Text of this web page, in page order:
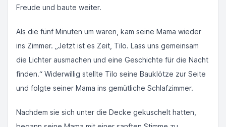
Freude und baute weiter.
Als die fünf Minuten um waren, kam seine Mama wieder
ins Zimmer. „Jetzt ist es Zeit, Tilo. Lass uns gemeinsam
die Lichter ausmachen und eine Geschichte für die Nacht
finden.“ Widerwillig stellte Tilo seine Bauklötze zur Seite
und folgte seiner Mama ins gemütliche Schlafzimmer.
Nachdem sie sich unter die Decke gekuschelt hatten,